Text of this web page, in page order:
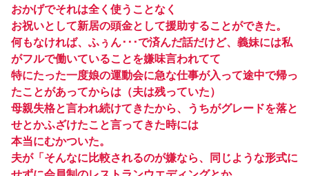
おかげでそれは全く使うことなく
お祝いとして新居の頭金として援助することができた。
何もなければ、ふぅん･･･で済んだ話だけど、義妹には私
がフルで働いていることを嫌味言われてて
特にたった一度娘の運動会に急な仕事が入って途中で帰っ
たことがあってからは（夫は残っていた）
母親失格と言われ続けてきたから、うちがグレードを落と
せとかふざけたこと言ってきた時には
本当にむかついた。
夫が「そんなに比較されるのが嫌なら、同じような形式に